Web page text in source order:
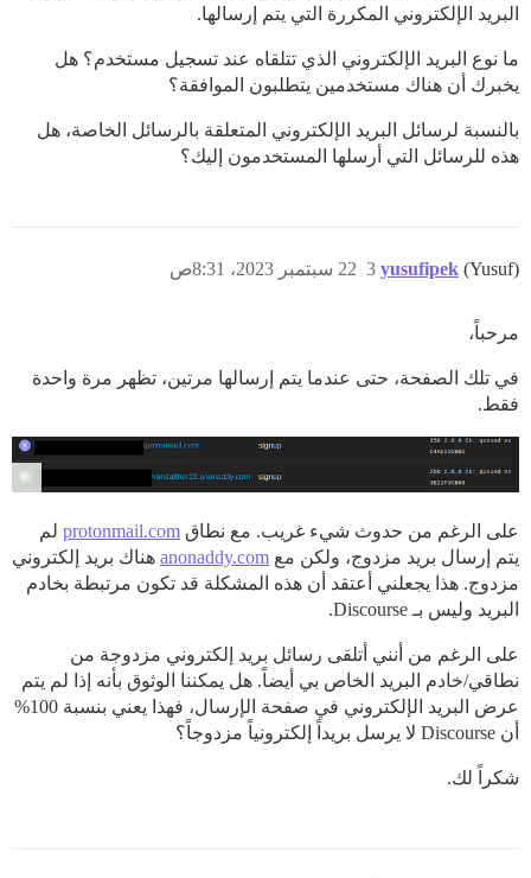
البريد الإلكتروني المكررة التي يتم إرسالها.
ما نوع البريد الإلكتروني الذي تتلقاه عند تسجيل مستخدم؟ هل
يخبرك أن هناك مستخدمين يتطلبون الموافقة؟
بالنسبة لرسائل البريد الإلكتروني المتعلقة بالرسائل الخاصة، هل
هذه للرسائل التي أرسلها المستخدمون إليك؟
yusufipek (Yusuf) 22 سبتمبر 2023، 8:31ص 3
مرحباً،
في تلك الصفحة، حتى عندما يتم إرسالها مرتين، تظهر مرة واحدة
فقط.
على الرغم من حدوث شيء غريب. مع نطاق protonmail.com لم
يتم إرسال بريد مزدوج، ولكن مع anonaddy.com هناك بريد إلكتروني
مزدوج. هذا يجعلني أعتقد أن هذه المشكلة قد تكون مرتبطة بخادم
البريد وليس بـ Discourse.
على الرغم من أنني أتلقى رسائل بريد إلكتروني مزدوجة من
نطاقي/خادم البريد الخاص بي أيضاً. هل يمكننا الوثوق بأنه إذا لم يتم
عرض البريد الإلكتروني في صفحة الإرسال، فهذا يعني بنسبة 100%
أن Discourse لا يرسل بريداً إلكترونياً مزدوجاً؟
شكراً لك.